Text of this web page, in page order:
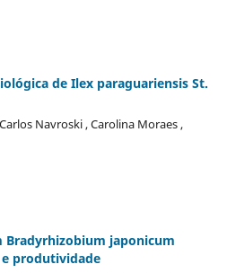
de Ilex paraguariensis St.
Navroski , Carolina Moraes ,
Bradyrhizobium japonicum
produtividade